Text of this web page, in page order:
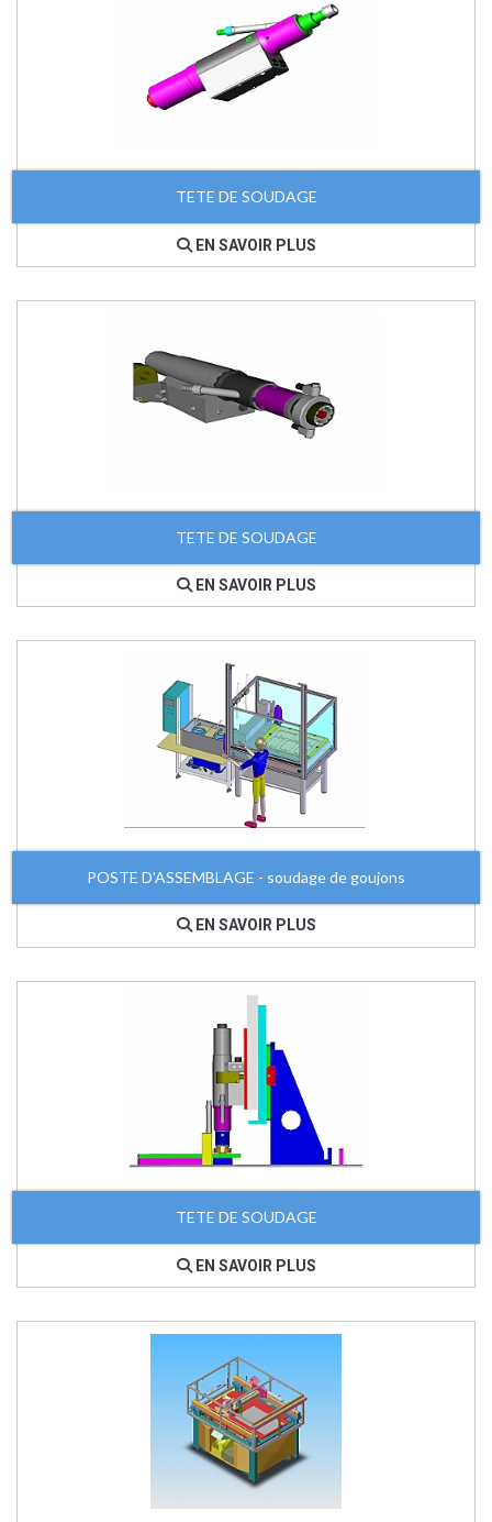
TETE DE SOUDAGE
EN SAVOIR PLUS
TETE DE SOUDAGE
EN SAVOIR PLUS
POSTE D'ASSEMBLAGE - soudage de goujons
EN SAVOIR PLUS
TETE DE SOUDAGE
EN SAVOIR PLUS